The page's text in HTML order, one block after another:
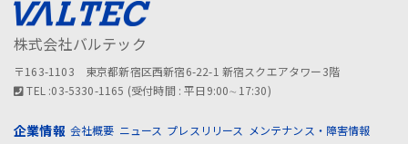
株式会社バルテック
〒163-1103 東京都新宿区西新宿6-22-1 新宿スクエアタワー3階
TEL :03-5330-1165 (受付時間 : 平日9:00∼17:30)
企業情報 会社概要 ニュース プレスリリース メンテナンス・障害情報